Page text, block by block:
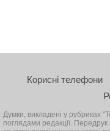
Корисні телефони
Думки, викладені у рубриках
поглядами редакції.